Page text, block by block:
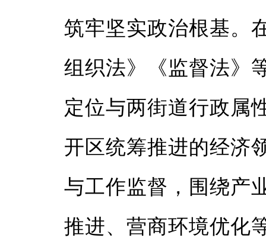
筑牢坚实政治根基。
组织法》《监督法》
定位与两街道行政属
开区统筹推进的经济
与工作监督，围绕产
推进、营商环境优化